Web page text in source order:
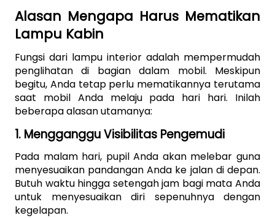
Alasan Mengapa Harus Mematikan
Lampu Kabin
Fungsi dari lampu interior adalah mempermudah
penglihatan di bagian dalam mobil. Meskipun
begitu, Anda tetap perlu mematikannya terutama
saat mobil Anda melaju pada hari hari. Inilah
beberapa alasan utamanya:
1. Mengganggu Visibilitas Pengemudi
Pada malam hari, pupil Anda akan melebar guna
menyesuaikan pandangan Anda ke jalan di depan.
Butuh waktu hingga setengah jam bagi mata Anda
untuk menyesuaikan diri sepenuhnya dengan
kegelapan.